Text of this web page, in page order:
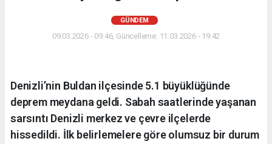
GÜNDEM
09.03.2026 - 09:46, Güncelleme: 11.03.2026 - 19:42
Denizli’nin Buldan ilçesinde 5.1 büyüklüğünde
deprem meydana geldi. Sabah saatlerinde yaşanan
sarsıntı Denizli merkez ve çevre ilçelerde
hissedildi. İlk belirlemelere göre olumsuz bir durum